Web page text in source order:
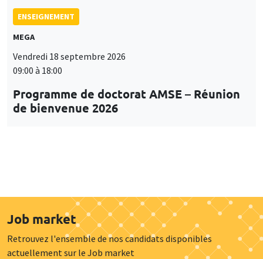
ENSEIGNEMENT
MEGA
Vendredi 18 septembre 2026
09:00 à 18:00
Programme de doctorat AMSE – Réunion
de bienvenue 2026
Job market
Retrouvez l'ensemble de nos candidats disponibles
actuellement sur le Job market